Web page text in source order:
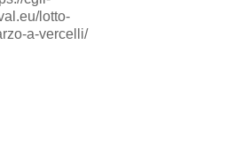
lotto-
a-vercelli/